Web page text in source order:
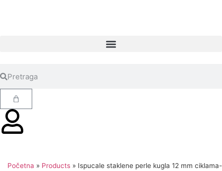
Početna » Products » Ispucale staklene perle kugla 12 mm ciklama-